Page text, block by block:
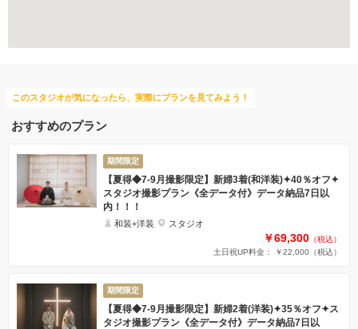
このスタジオが気になったら、実際にプランを見てみよう！
おすすめのプラン
期間限定
【夏得◆7-9月撮影限定】新婦3着(和洋装)✦40％オフ✦
スタジオ撮影プラン《全データ付》データ納品7日以
内！！！
和装+洋装 スタジオ
￥69,300 （税込）
土日祝UP料金： ￥22,000 （税込）
期間限定
【夏得◆7-9月撮影限定】新婦2着(洋装)✦35％オフ✦ス
タジオ撮影プラン《全データ付》データ納品7日以